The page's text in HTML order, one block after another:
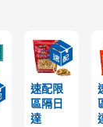
速配限
區隔日
達